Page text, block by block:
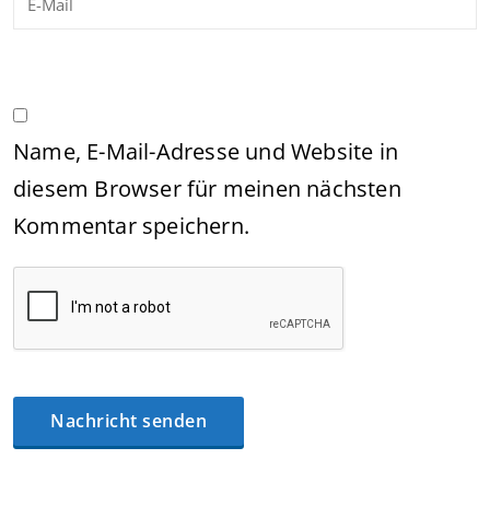
Name, E-Mail-Adresse und Website in
diesem Browser für meinen nächsten
Kommentar speichern.